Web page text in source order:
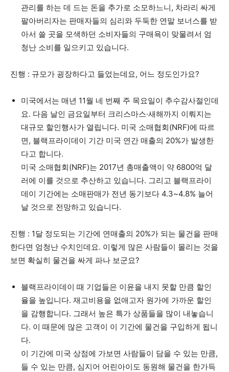
관리를 하는 데 드는 돈을 추가로 소모하느니, 차라리 싸게
팔아버리자는 판매자들의 심리와 두둑한 연말 보너스를 받
아서 쓸 곳을 모색하던 소비자들의 구매욕이 맞물려서 엄
청난 소비를 일으키고 있습니다.
진행 : 규모가 굉장하다고 들었는데요, 어느 정도인가요?
미국에서는 매년 11월 네 번째 주 목요일이 추수감사절인데
요. 다음 날인 금요일부터 크리스마스·새해까지 이뤄지는
대규모 할인행사가 열립니다. 미국 소매협회(NRF)에 따르
면, 블랙프라이데이 기간 미국 연간 매출의 20%가 발생한
다고 합니다.
미국 소매협회(NRF)는 2017년 총매출액이 약 6800억 달
러에 이를 것으로 추산하고 있습니다. 그리고 블랙프라이
데이 기간에는 소매판매가 전년 동기보다 4.3~4.8% 늘어
날 것으로 전망하고 있습니다.
진행 : 1달 정도되는 기간에 연매출의 20%가 되는 물건을 판매
한다면 엄청난 수치인데요. 이렇게 많은 사람들이 몰리는 것을
보면 확실히 물건을 싸게 파나 보군요?
블랙프라이데이 때 기업들은 이윤을 내지 못할 만큼 할인
율을 높입니다. 재고비용을 없애고자 원가에 가까운 할인
을 감행합니다. 그래서 높은 특가 상품들을 많이 내놓습니
다. 이 때문에 많은 고객이 이 기간에 물건을 구입하게 됩니
다.
이 기간에 미국 상점에 가보면 사람들이 담을 수 있는 만큼,
들 수 있는 만큼, 심지어 어린아이도 동원해 물건을 한가득